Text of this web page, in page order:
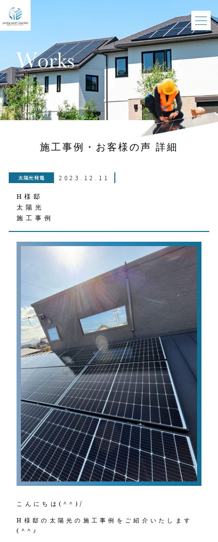
施工事例・お客様の声 詳細
太陽光発電 2023.12.11
H様邸
太陽光
施工事例
こんにちは(^^)/
H様邸の太陽光の施工事例をご紹介いたします
(^^♪